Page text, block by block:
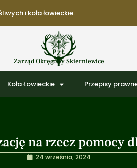
i koła łowieckie.
Zarząd Okręgowy Skierniewice
Koła Łowieckie Przepisy
na rzecz pomocy
24 września, 2024